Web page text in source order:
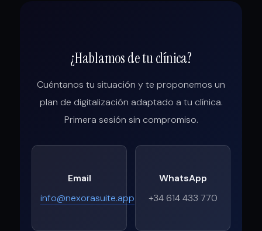
¿Hablamos de tu clínica?
Cuéntanos tu situación y te proponemos un
plan de digitalización adaptado a tu clínica.
Primera sesión sin compromiso.
Email
info@nexorasuite.app
WhatsApp
+34 614 433 770